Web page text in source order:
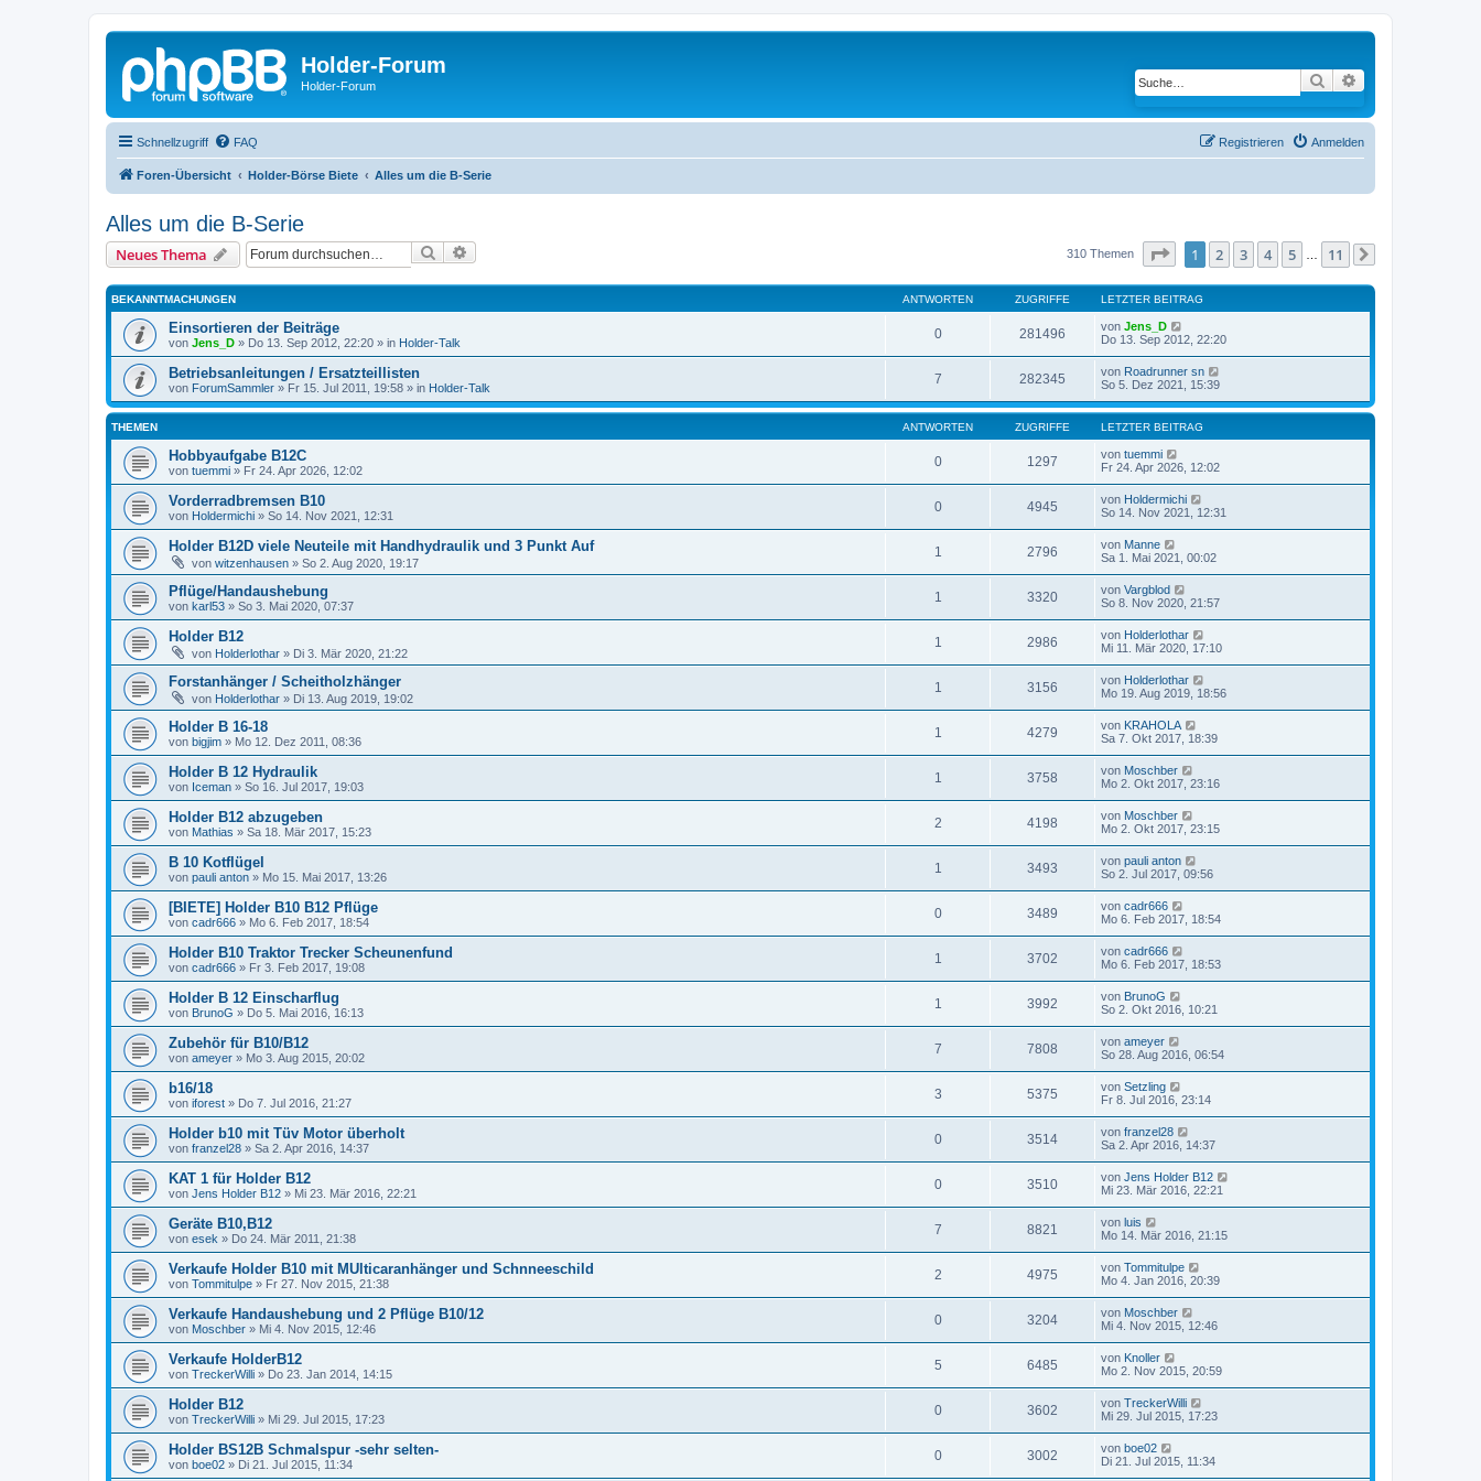
Holder-Forum
Holder-Forum Suche
Schnellzugriff FAQ Anmelden
Registrieren
Foren-Übersicht Holder-Börse Biete Alles um die B-Serie
Alles um die B-Serie
Neues Thema Suche 310 Themen Seite von11
1 2 3 4 5 11
BEKANNTMACHUNGEN ANTWORTEN ZUGRIFFE LETZTER BEITRAG
Einsortieren der Beiträge
von Jens_D » Do 13. Sep 2012, 22:20 » in Holder-Talk
0 281496 von Jens_D
Do 13. Sep 2012, 22:20
Betriebsanleitungen / Ersatzteillisten
von ForumSammler » Fr 15. Jul 2011, 19:58 » in Holder-Talk
7 282345 von Roadrunner sn
So 5. Dez 2021, 15:39
THEMEN ANTWORTEN ZUGRIFFE LETZTER BEITRAG
Hobbyaufgabe B12C
von tuemmi » Fr 24. Apr 2026, 12:02
0 1297 von tuemmi
Fr 24. Apr 2026, 12:02
Vorderradbremsen B10
von Holdermichi » So 14. Nov 2021, 12:31
0 4945 von Holdermichi
So 14. Nov 2021, 12:31
Holder B12D viele Neuteile mit Handhydraulik und 3 Punkt Auf
von witzenhausen » So 2. Aug 2020, 19:17
1 2796 von Manne
Sa 1. Mai 2021, 00:02
Pflüge/Handaushebung
von karl53 » So 3. Mai 2020, 07:37
1 3320 von Vargblod
So 8. Nov 2020, 21:57
Holder B12
von Holderlothar » Di 3. Mär 2020, 21:22
1 2986 von Holderlothar
Mi 11. Mär 2020, 17:10
Forstanhänger / Scheitholzhänger
von Holderlothar » Di 13. Aug 2019, 19:02
1 3156 von Holderlothar
Mo 19. Aug 2019, 18:56
Holder B 16-18
von bigjim » Mo 12. Dez 2011, 08:36
1 4279 von KRAHOLA
Sa 7. Okt 2017, 18:39
Holder B 12 Hydraulik
von Iceman » So 16. Jul 2017, 19:03
1 3758 von Moschber
Mo 2. Okt 2017, 23:16
Holder B12 abzugeben
von Mathias » Sa 18. Mär 2017, 15:23
2 4198 von Moschber
Mo 2. Okt 2017, 23:15
B 10 Kotflügel
von pauli anton » Mo 15. Mai 2017, 13:26
1 3493 von pauli anton
So 2. Jul 2017, 09:56
[BIETE] Holder B10 B12 Pflüge
von cadr666 » Mo 6. Feb 2017, 18:54
0 3489 von cadr666
Mo 6. Feb 2017, 18:54
Holder B10 Traktor Trecker Scheunenfund
von cadr666 » Fr 3. Feb 2017, 19:08
1 3702 von cadr666
Mo 6. Feb 2017, 18:53
Holder B 12 Einscharflug
von BrunoG » Do 5. Mai 2016, 16:13
1 3992 von BrunoG
So 2. Okt 2016, 10:21
Zubehör für B10/B12
von ameyer » Mo 3. Aug 2015, 20:02
7 7808 von ameyer
So 28. Aug 2016, 06:54
b16/18
von iforest » Do 7. Jul 2016, 21:27
3 5375 von Setzling
Fr 8. Jul 2016, 23:14
Holder b10 mit Tüv Motor überholt
von franzel28 » Sa 2. Apr 2016, 14:37
0 3514 von franzel28
Sa 2. Apr 2016, 14:37
KAT 1 für Holder B12
von Jens Holder B12 » Mi 23. Mär 2016, 22:21
0 3510 von Jens Holder B12
Mi 23. Mär 2016, 22:21
Geräte B10,B12
von esek » Do 24. Mär 2011, 21:38
7 8821 von luis
Mo 14. Mär 2016, 21:15
Verkaufe Holder B10 mit MUlticaranhänger und Schnneeschild
von Tommitulpe » Fr 27. Nov 2015, 21:38
2 4975 von Tommitulpe
Mo 4. Jan 2016, 20:39
Verkaufe Handaushebung und 2 Pflüge B10/12
von Moschber » Mi 4. Nov 2015, 12:46
0 3204 von Moschber
Mi 4. Nov 2015, 12:46
Verkaufe HolderB12
von TreckerWilli » Do 23. Jan 2014, 14:15
5 6485 von Knoller
Mo 2. Nov 2015, 20:59
Holder B12
von TreckerWilli » Mi 29. Jul 2015, 17:23
0 3602 von TreckerWilli
Mi 29. Jul 2015, 17:23
Holder BS12B Schmalspur -sehr selten-
von boe02 » Di 21. Jul 2015, 11:34
0 3002 von boe02
Di 21. Jul 2015, 11:34